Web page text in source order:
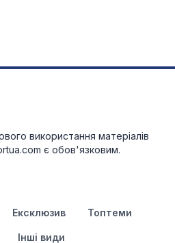
використання матеріалів
є обов'язковим.
Ексклюзив Топтеми
Інші види